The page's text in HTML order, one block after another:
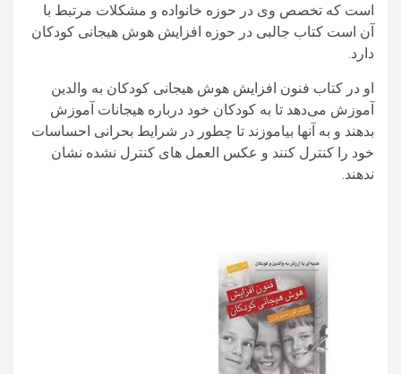
است که تخصص وی در حوزه خانواده و مشکلات مرتبط با
آن است کتاب جالبی در حوزه افزایش هوش هیجانی کودکان
دارد.
او در کتاب فنون افزایش هوش هیجانی کودکان به والدین
آموزش می‌دهد تا به کودکان خود درباره هیجانات آموزش
بدهند و به آنها بیاموزند تا چطور در شرایط بحرانی احساسات
خود را کنترل کنند و عکس العمل های کنترل نشده نشان
ندهند.